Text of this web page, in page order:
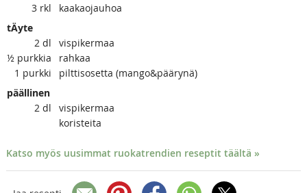
3 rkl
kaakaojauhoa
tÄyte
2 dl
vispikermaa
½ purkkia
rahkaa
1 purkki
pilttisosetta (mango&päärynä)
päällinen
2 dl
vispikermaa
koristeita
Katso myös uusimmat ruokatrendien reseptit täältä »